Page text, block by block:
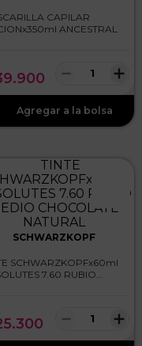
CAPILAR
ANCESTRAL
.900 ＋
－
SCHWARZKOPF
SCHWARZKOPFx60ml
7.60 RUBIO
.300 ＋
－